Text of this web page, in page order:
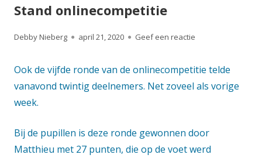
Stand onlinecompetitie
Auteur
Debby Nieberg
Gepubliceerd
april 21, 2020 Geef een reactie
Ook de vijfde ronde van de onlinecompetitie telde
vanavond twintig deelnemers. Net zoveel als vorige
week.
Bij de pupillen is deze ronde gewonnen door
Matthieu met 27 punten, die op de voet werd